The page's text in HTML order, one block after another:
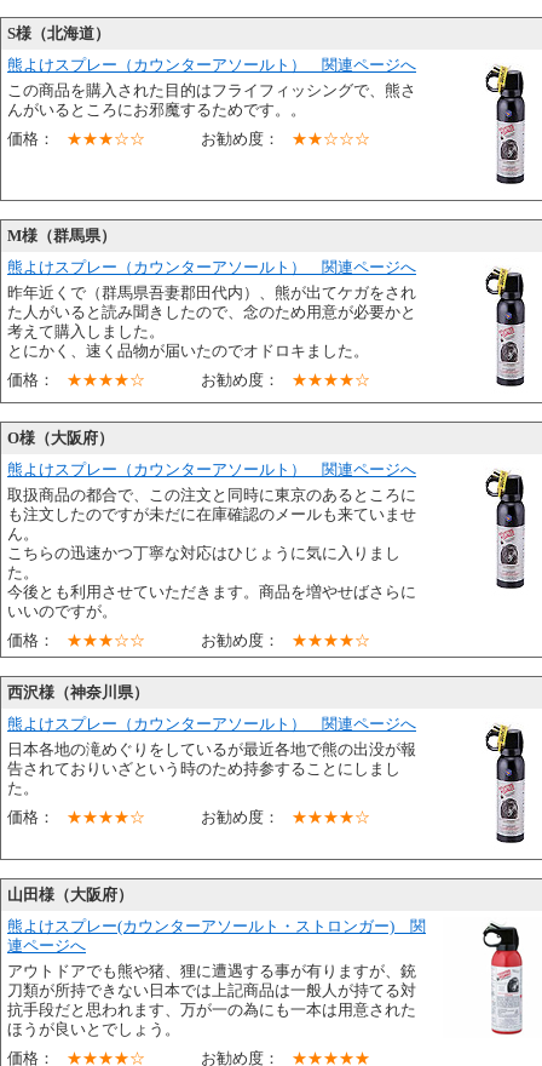
S様（北海道）
熊よけスプレー（カウンターアソールト） 関連ページへ
この商品を購入された目的はフライフィッシングで、熊さ
んがいるところにお邪魔するためです。。
価格：
★★★☆☆ お勧め度： ★★☆☆☆
M様（群馬県）
熊よけスプレー（カウンターアソールト） 関連ページへ
昨年近くで（群馬県吾妻郡田代内）、熊が出てケガをされ
た人がいると読み聞きしたので、念のため用意が必要かと
考えて購入しました。
とにかく、速く品物が届いたのでオドロキました。
価格：
★★★★☆ お勧め度： ★★★★☆
O様（大阪府）
熊よけスプレー（カウンターアソールト） 関連ページへ
取扱商品の都合で、この注文と同時に東京のあるところに
も注文したのですが未だに在庫確認のメールも来ていませ
ん。
こちらの迅速かつ丁寧な対応はひじょうに気に入りまし
た。
今後とも利用させていただきます。商品を増やせばさらに
いいのですが。
価格：
★★★☆☆ お勧め度： ★★★★☆
西沢様（神奈川県）
熊よけスプレー（カウンターアソールト） 関連ページへ
日本各地の滝めぐりをしているが最近各地で熊の出没が報
告されておりいざという時のため持参することにしまし
た。
価格：
★★★★☆ お勧め度： ★★★★☆
山田様（大阪府）
熊よけスプレー(カウンターアソールト・ストロンガー) 関
連ページへ
アウトドアでも熊や猪、狸に遭遇する事が有りますが、銃
刀類が所持できない日本では上記商品は一般人が持てる対
抗手段だと思われます、万が一の為にも一本は用意された
ほうが良いとでしょう。
価格：
★★★★☆ お勧め度： ★★★★★